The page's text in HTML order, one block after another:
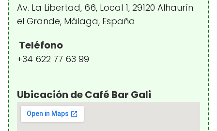
Av. La Libertad, 66, Local 1, 29120 Alhaurín
el Grande, Málaga, España
Teléfono
+34 622 77 63 99
Ubicación de Café Bar Gali